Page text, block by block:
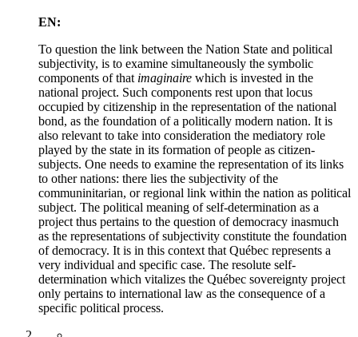
EN:
To question the link between the Nation State and political
subjectivity, is to examine simultaneously the symbolic
components of that imaginaire which is invested in the
national project. Such components rest upon that locus
occupied by citizenship in the representation of the national
bond, as the foundation of a politically modern nation. It is
also relevant to take into consideration the mediatory role
played by the state in its formation of people as citizen-
subjects. One needs to examine the representation of its links
to other nations: there lies the subjectivity of the
communinitarian, or regional link within the nation as political
subject. The political meaning of self-determination as a
project thus pertains to the question of democracy inasmuch
as the representations of subjectivity constitute the foundation
of democracy. It is in this context that Québec represents a
very individual and specific case. The resolute self-
determination which vitalizes the Québec sovereignty project
only pertains to international law as the consequence of a
specific political process.